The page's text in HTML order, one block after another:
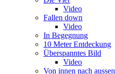
Video
Fallen down
Video
In Begegnung
10 Meter Entdeckung
Überspanntes Bild
Video
Von innen nach aussen